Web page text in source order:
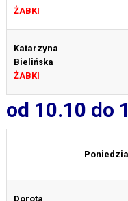
ŻABKI
Katarzyna
Bielińska
ŻABKI
od 10.10 do
Dorota